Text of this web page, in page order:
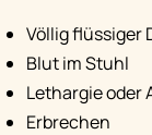
Völlig flüssiger
Blut im Stuhl
Lethargie oder
Erbrechen